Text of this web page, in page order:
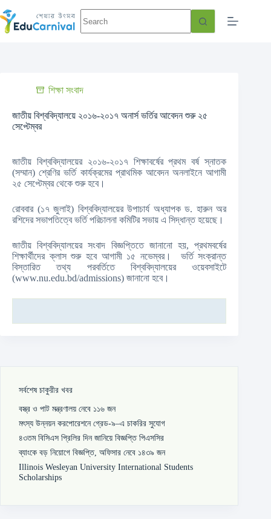
শিক্ষা সংবাদ
জাতীয় বিশ্ববিদ্যালয়ে ২০১৬-২০১৭ অনার্স ভর্তির আবেদন শুরু ২৫
সেপ্টেম্বর
জাতীয় বিশ্ববিদ্যালয়ের ২০১৬-২০১৭ শিক্ষাবর্ষের প্রথম বর্ষ স্নাতক
(সম্মান) শ্রেণির ভর্তি কার্যক্রমের প্রাথমিক আবেদন অনলাইনে আগামী
২৫ সেপ্টেম্বর থেকে শুরু হবে।
রোববার (১৭ জুলাই) বিশ্ববিদ্যালয়ের উপাচার্য অধ্যাপক ড. হারুন অর
রশিদের সভাপতিত্বে ভর্তি পরিচালনা কমিটির সভায় এ সিদ্ধান্ত হয়েছে।
জাতীয় বিশ্ববিদ্যালয়ের সংবাদ বিজ্ঞপ্তিতে জানানো হয়, প্রথমবর্ষের
শিক্ষার্থীদের ক্লাস শুরু হবে আগামী ১৫ নভেম্বর। ভর্তি সংক্রান্ত
বিস্তারিত তথ্য পরবর্তিতে বিশ্ববিদ্যালয়ের ওয়েবসাইটে
(www.nu.edu.bd/admissions) জানানো হবে।
সর্বশেষ চাকুরীর খবর
বস্ত্র ও পাট মন্ত্রণালয় নেবে ১১৬ জন
মৎস্য উন্নয়ন করপোরেশনে গ্রেড-৯–এ চাকরির সুযোগ
৪৩তম বিসিএস প্রিলির দিন জানিয়ে বিজ্ঞপ্তি পিএসসির
ব্যাংকে বড় নিয়োগে বিজ্ঞপ্তি, অফিসার নেবে ১৪৩৯ জন
Illinois Wesleyan University International Students
Scholarships